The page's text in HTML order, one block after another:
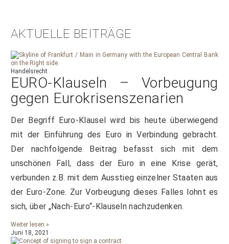
AKTUELLE BEITRÄGE
Handelsrecht
EURO-Klauseln – Vorbeugung
gegen Eurokrisenszenarien
Der Begriff Euro-Klausel wird bis heute überwiegend
mit der Einführung des Euro in Verbindung gebracht.
Der nachfolgende Beitrag befasst sich mit dem
unschönen Fall, dass der Euro in eine Krise gerät,
verbunden z.B. mit dem Ausstieg einzelner Staaten aus
der Euro-Zone. Zur Vorbeugung dieses Falles lohnt es
sich, über „Nach-Euro“-Klauseln nachzudenken.
Weiter lesen »
Juni 18, 2021